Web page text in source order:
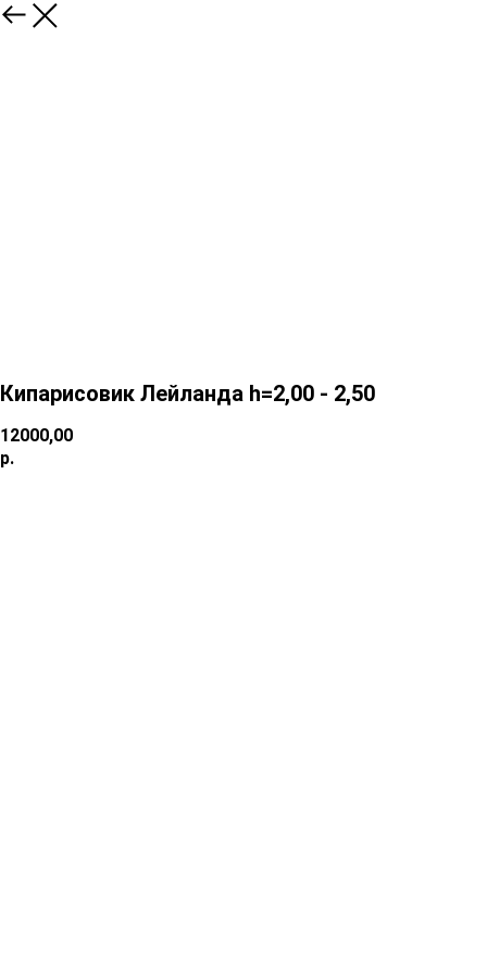
Кипарисовик Лейланда h=2,00 - 2,50
12000,00
р.